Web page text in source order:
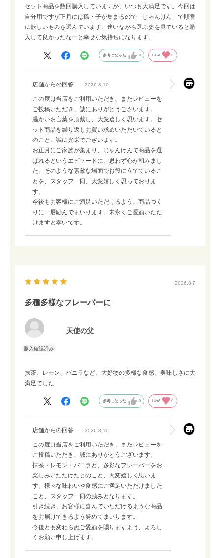
セット商品を数回購入していますが、いつも大満足です。今回は
自分用ですが正月には孫・子が集まるので「じゃんけん」で順番
に欲しいものを選んでいます。迷いながら選ぶ姿を見ていると購
入して良かったなーと幸せな気持ちになります。
参考になった 0 Like! 0
店舗からの回答 2026.8.10
この度は当店をご利用いただき、またレビューを
ご投稿いただき、誠にありがとうございます。
温かいお言葉を頂戴し、大変嬉しく思います。セ
ット商品を繰り返しお買い求めいただいていると
のこと、誠に光栄でございます。
お正月にご家族が集まり、じゃんけんで商品を選
ばれるというエピソードに、思わず心が和みまし
た。そのような素敵な場面でお役に立てているこ
とを、スタッフ一同、大変嬉しく思っておりま
す。
今後もお客様にご満足いただけるよう、商品づく
りに一層励んでまいります。末永くご愛顧いただ
けますと幸いです。
2026.8.7
多種多様なフレーバーに
天使の父
抹茶、レモン、バニラなど、大好物の多様な食感、美味しさに大
満足でした
参考になった 0 Like! 0
店舗からの回答 2026.8.10
この度は当店をご利用いただき、またレビューを
ご投稿いただき、誠にありがとうございます。
抹茶・レモン・バニラと、多彩なフレーバーをお
楽しみいただけたとのこと、大変嬉しく思いま
す。様々な味わいや食感にご満足いただけました
こと、スタッフ一同の励みとなります。
引き続き、お客様に喜んでいただけるような商品
をお届けできるよう努めてまいります。
今後とも変わらぬご愛顧を賜りますよう、よろし
くお願い申し上げます。